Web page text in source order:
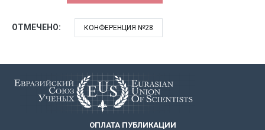
ОТМЕЧЕНО: КОНФЕРЕНЦИЯ №28
ОПЛАТА ПУБЛИКАЦИИ